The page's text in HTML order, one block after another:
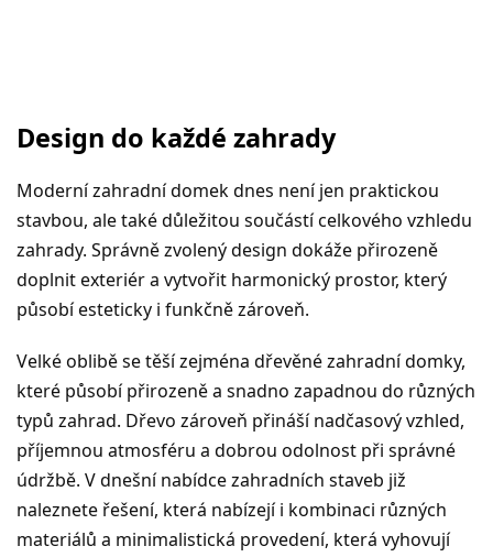
Design do každé zahrady
Moderní zahradní domek dnes není jen praktickou
stavbou, ale také důležitou součástí celkového vzhledu
zahrady. Správně zvolený design dokáže přirozeně
doplnit exteriér a vytvořit harmonický prostor, který
působí esteticky i funkčně zároveň.
Velké oblibě se těší zejména dřevěné zahradní domky,
které působí přirozeně a snadno zapadnou do různých
typů zahrad. Dřevo zároveň přináší nadčasový vzhled,
příjemnou atmosféru a dobrou odolnost při správné
údržbě. V dnešní nabídce zahradních staveb již
naleznete řešení, která nabízejí i kombinaci různých
materiálů a minimalistická provedení, která vyhovují